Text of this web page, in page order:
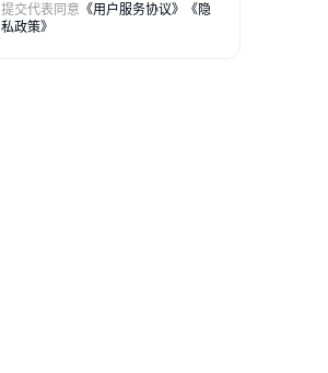
提交代表同意 《用户服务协议》
《隐
私政策》